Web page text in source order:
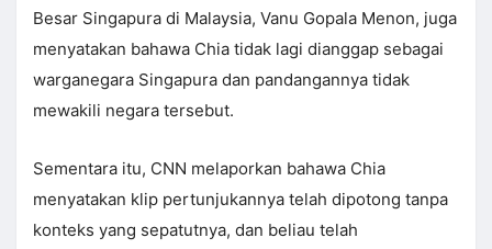
Besar Singapura di Malaysia, Vanu Gopala Menon, juga
menyatakan bahawa Chia tidak lagi dianggap sebagai
warganegara Singapura dan pandangannya tidak
mewakili negara tersebut.
Sementara itu, CNN melaporkan bahawa Chia
menyatakan klip pertunjukannya telah dipotong tanpa
konteks yang sepatutnya, dan beliau telah